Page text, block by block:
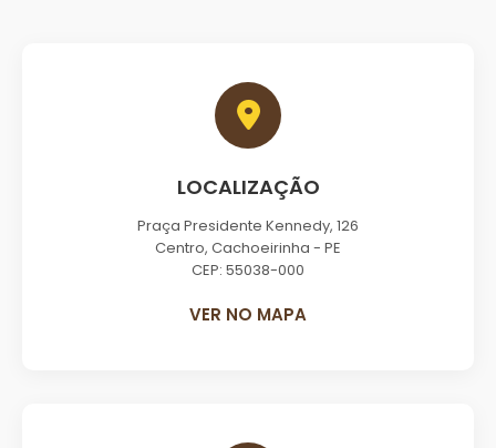
LOCALIZAÇÃO
Praça Presidente Kennedy, 126
Centro, Cachoeirinha - PE
CEP: 55038-000
VER NO MAPA